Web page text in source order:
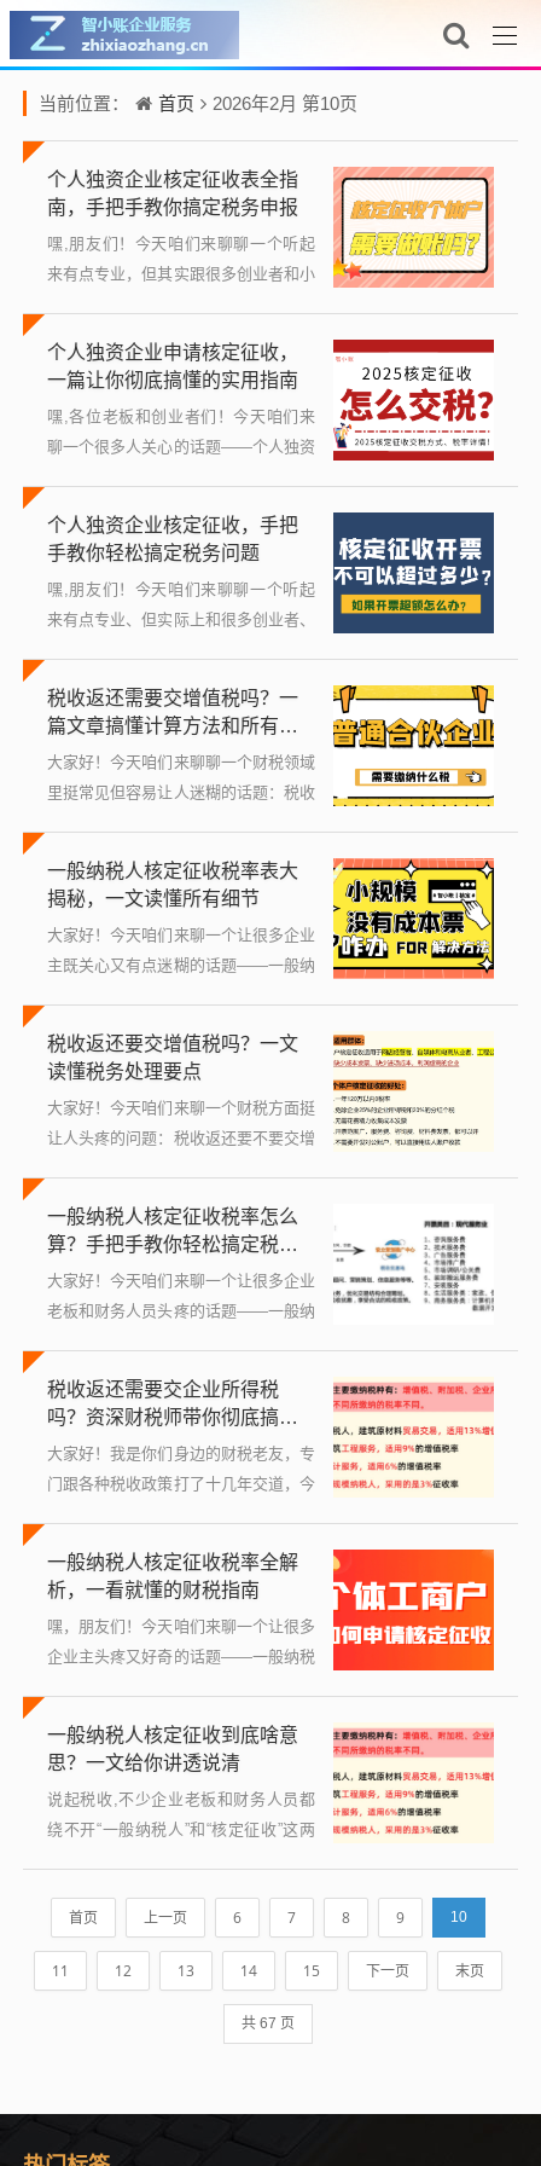
当前位置： 首页 2026年2月 第10页
个人独资企业核定征收表全指
南，手把手教你搞定税务申报
嘿,朋友们！今天咱们来聊聊一个听起
来有点专业，但其实跟很多创业者和小
大白话，一步步带你弄明白这是啥、为
啥重要...
个人独资企业申请核定征收，
一篇让你彻底搞懂的实用指南
嘿,各位老板和创业者们！今天咱们来
聊一个很多人关心的话题——个人独资
家，那你肯定听说过“核定征收”这个
词，它听...
个人独资企业核定征收，手把
手教你轻松搞定税务问题
嘿,朋友们！今天咱们来聊聊一个听起
来有点专业、但实际上和很多创业者、
我保证用最接地气的方式，给你讲得明
明白白...
税收返还需要交增值税吗？一
篇文章搞懂计算方法和所有细
节
大家好！今天咱们来聊聊一个财税领域
里挺常见但容易让人迷糊的话题：税收
务好奇，这篇文章都会用大白话给你讲
明白，...
一般纳税人核定征收税率表大
揭秘，一文读懂所有细节
大家好！今天咱们来聊一个让很多企业
主既关心又有点迷糊的话题——一般纳
是像朋友聊天一样，带你轻松搞懂这背
后的门...
税收返还要交增值税吗？一文
读懂税务处理要点
大家好！今天咱们来聊一个财税方面挺
让人头疼的问题：税收返还要不要交增
但总感觉云里雾里的，别急，我会用大
白话，...
一般纳税人核定征收税率怎么
算？手把手教你轻松搞定税务
计算！
大家好！今天咱们来聊一个让很多企业
老板和财务人员头疼的话题——一般纳
带你一步步弄明白这个事儿，咱们不扯
那些复...
税收返还需要交企业所得税
吗？资深财税师带你彻底搞
懂！
大家好！我是你们身边的财税老友，专
门跟各种税收政策打了十几年交道，今
要交企业所得税？这个问题，好多老板
和财务...
一般纳税人核定征收税率全解
析，一看就懂的财税指南
嘿，朋友们！今天咱们来聊一个让很多
企业主头疼又好奇的话题——一般纳税
这背后的门道，就像平时聊天一样，咱
们慢慢...
一般纳税人核定征收到底啥意
思？一文给你讲透说清
说起税收,不少企业老板和财务人员都
绕不开“一般纳税人”和“核定征收”这两
了：一般纳税人不都是查账征收吗？怎
么...
首页 上一页 6 7 8 9 10
11 12 13 14 15 下一页 末页
共 67 页